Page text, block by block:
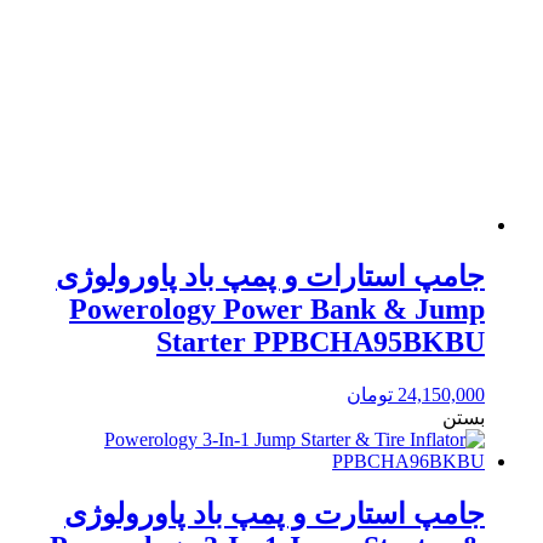
جامپ استارات و پمپ باد پاورولوژی
Powerology Power Bank & Jump
Starter PPBCHA95BKBU
24,150,000 تومان
بستن
جامپ استارت و پمپ باد پاورولوژی